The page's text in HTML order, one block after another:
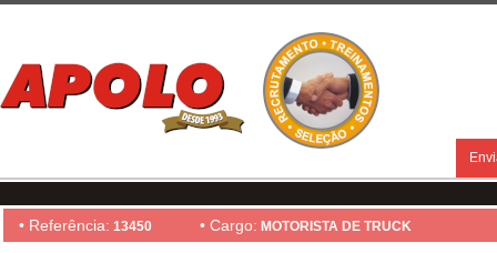
• Referência: 13450 • Cargo: MOTORISTA DE TRUCK